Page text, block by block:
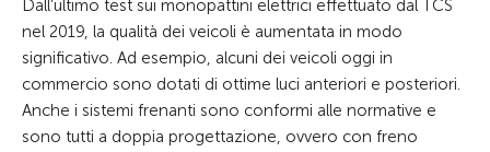
Dall’ultimo test sui monopattini elettrici effettuato dal TCS
nel 2019, la qualità dei veicoli è aumentata in modo
significativo. Ad esempio, alcuni dei veicoli oggi in
commercio sono dotati di ottime luci anteriori e posteriori.
Anche i sistemi frenanti sono conformi alle normative e
sono tutti a doppia progettazione, ovvero con freno